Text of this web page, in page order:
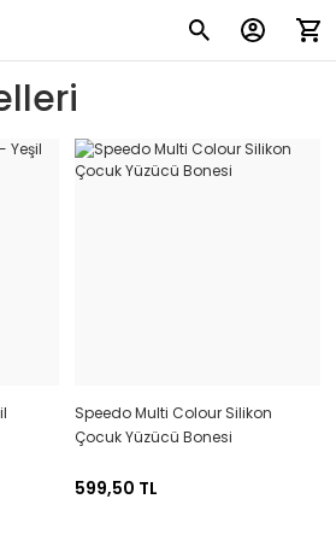
Speedo Multi Colour Silikon
Çocuk Yüzücü Bonesi
599,50 TL